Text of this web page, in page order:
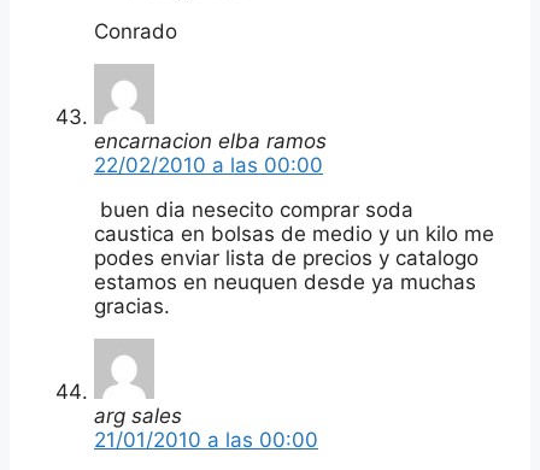
Conrado
encarnacion elba ramos
22/02/2010 a las 00:00
buen dia nesecito comprar soda
caustica en bolsas de medio y un kilo me
podes enviar lista de precios y catalogo
estamos en neuquen desde ya muchas
gracias.
arg sales
21/01/2010 a las 00:00